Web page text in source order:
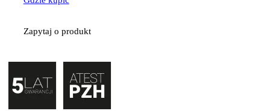
Zapytaj o produkt